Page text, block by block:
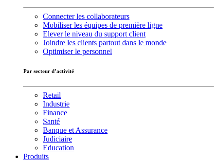
Connecter les collaborateurs
Mobiliser les équipes de première ligne
Elever le niveau du support client
Joindre les clients partout dans le monde
Optimiser le personnel
Par secteur d’activité
Retail
Industrie
Finance
Santé
Banque et Assurance
Judiciaire
Education
Produits